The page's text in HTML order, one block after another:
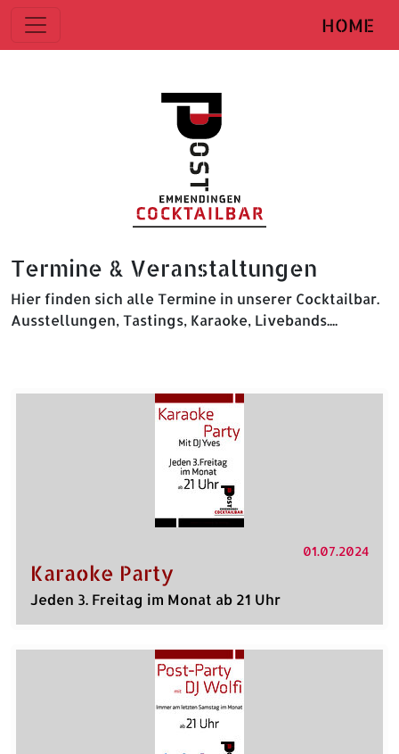
HOME
Termine & Veranstaltungen
Hier finden sich alle Termine in unserer Cocktailbar.
Ausstellungen, Tastings, Karaoke, Livebands....
01.07.2024
Karaoke Party
Jeden 3. Freitag im Monat ab 21 Uhr